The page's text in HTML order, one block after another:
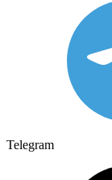
Telegram